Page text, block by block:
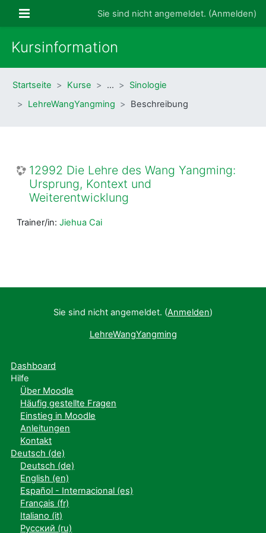
Website-ÜbersichtSie sind nicht angemeldet. (Anmelden)
Kursinformation
Startseite Kurse …
Sinologie
LehreWangYangming
Beschreibung
12992 Die Lehre des Wang Yangming:
Ursprung, Kontext und
Weiterentwicklung
Trainer/in: Jiehua Cai
Sie sind nicht angemeldet. (Anmelden)
LehreWangYangming
Dashboard
Hilfe
Über Moodle
Häufig gestellte Fragen
Einstieg in Moodle
Anleitungen
Kontakt
Deutsch ‎(de)‎
Deutsch ‎(de)‎
English ‎(en)‎
Español - Internacional ‎(es)‎
Français ‎(fr)‎
Italiano ‎(it)‎
Русский ‎(ru)‎